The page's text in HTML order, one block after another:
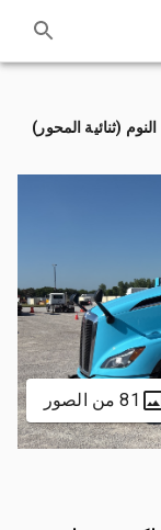
81 من الصور